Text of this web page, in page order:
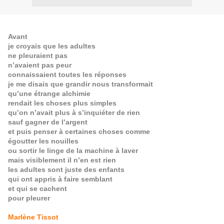
Avant
je croyais que les adultes
ne pleuraient pas
n’avaient pas peur
connaissaient toutes les réponses
je me disais que grandir nous transformait
qu’une étrange alchimie
rendait les choses plus simples
qu’on n’avait plus à s’inquiéter de rien
sauf gagner de l’argent
et puis penser à certaines choses comme
égoutter les nouilles
ou sortir le linge de la machine à laver
mais visiblement il n’en est rien
les adultes sont juste des enfants
qui ont appris à faire semblant
et qui se cachent
pour pleurer
Marlène Tissot